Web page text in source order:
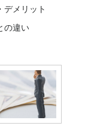
デメリット
の違い